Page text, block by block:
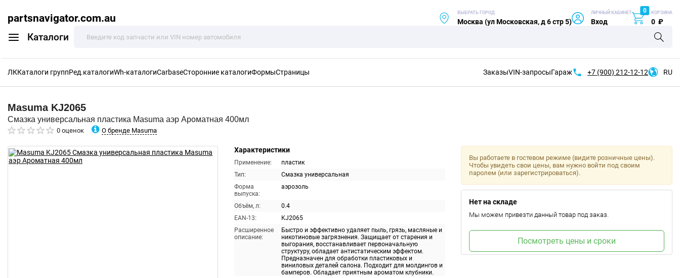
partsnavigator.com.au
Каталоги
ВЫБРАТЬ ГОРОД
Москва (ул Московская, д 6 стр 5)
ЛИЧНЫЙ КАБИНЕТ
Вход
0 КОРЗИНА
0 ₽
ЛККаталоги группРед.каталогиWh-каталогиCarbaseСторонние каталогиФормыСтраницы ЗаказыVIN-запросыГараж +7 (900) 212-12-12 RU
Masuma KJ2065
Смазка универсальная пластика Masuma аэр Ароматная 400мл
0 оценок О бренде Masuma
Характеристики
Применение:
пластик
Тип:
Смазка универсальная
Форма
выпуска:
аэрозоль
Объём, л:
0.4
EAN-13:
KJ2065
Расширенное
описание:
Быстро и эффективно удаляет пыль, грязь, масляные и
никотиновые загрязнения. Защищает от старения и
выгорания, восстанавливает первоначальную
структуру, обладает антистатическим эффектом.
Предназначен для обработки пластиковых и
виниловых деталей салона. Подходит для молдингов и
бамперов. Обладает приятным ароматом клубники.
Вы работаете в гостевом режиме (видите розничные цены).
Чтобы увидеть свои цены, вам нужно войти под своим
паролем (или зарегистрироваться).
Нет на складе
Мы можем привезти данный товар под заказ.
Посмотреть цены и сроки